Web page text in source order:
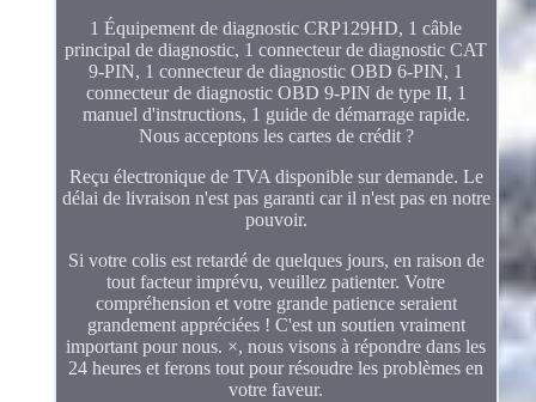
1 Équipement de diagnostic CRP129HD, 1 câble
principal de diagnostic, 1 connecteur de diagnostic CAT
9-PIN, 1 connecteur de diagnostic OBD 6-PIN, 1
connecteur de diagnostic OBD 9-PIN de type II, 1
manuel d'instructions, 1 guide de démarrage rapide.
Nous acceptons les cartes de crédit ?
Reçu électronique de TVA disponible sur demande. Le
délai de livraison n'est pas garanti car il n'est pas en notre
pouvoir.
Si votre colis est retardé de quelques jours, en raison de
tout facteur imprévu, veuillez patienter. Votre
compréhension et votre grande patience seraient
grandement appréciées ! C'est un soutien vraiment
important pour nous. ×, nous visons à répondre dans les
24 heures et ferons tout pour résoudre les problèmes en
votre faveur.